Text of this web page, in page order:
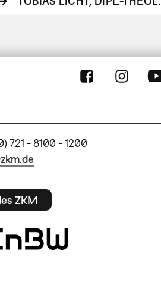
721 - 8100 - 1200
ZKM